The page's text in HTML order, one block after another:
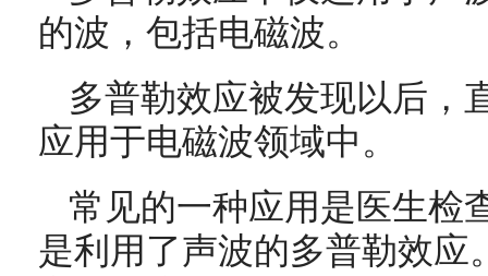
的波，包括电磁波。
多普勒效应被发现以后，
应用于电磁波领域中。
常见的一种应用是医生检
是利用了声波的多普勒效应